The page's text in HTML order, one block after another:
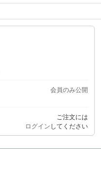
会員のみ公開
ご注文には
ログイン してください